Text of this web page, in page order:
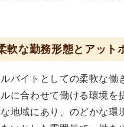
軟な勤務形態とアット
バイトとしての柔軟な
に合わせて働ける環境
地域にあり、のどかな環